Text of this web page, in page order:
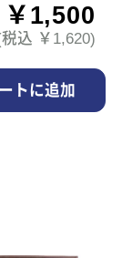
￥1,500
込 ￥1,620)
トに追加